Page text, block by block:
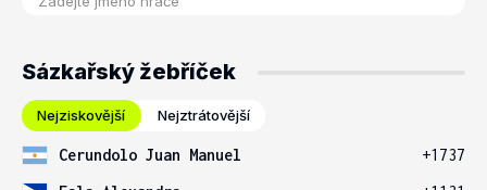
Sázkařský žebříček
Nejziskovější Nejztrátovější
Cerundolo Juan Manuel
+1737